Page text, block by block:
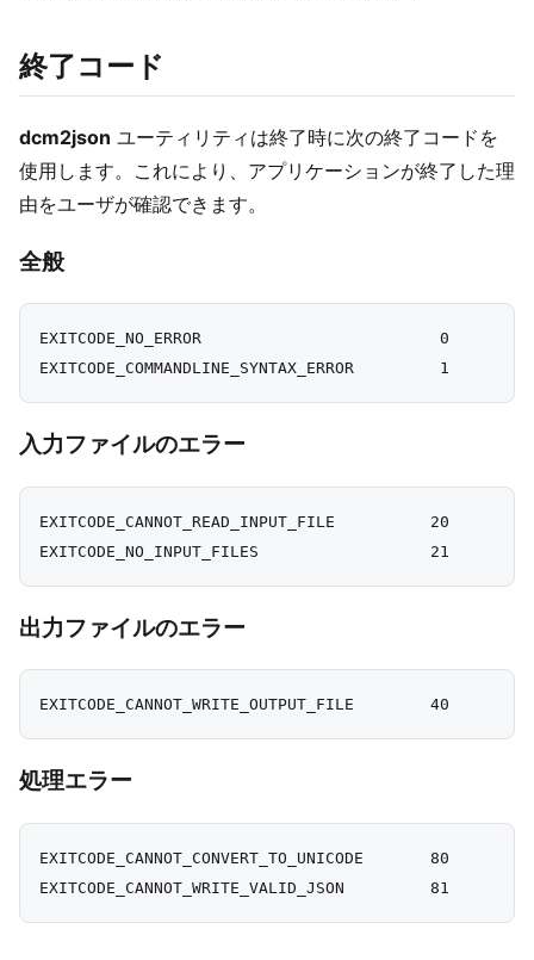
終了コード
dcm2json ユーティリティは終了時に次の終了コードを
使用します。これにより、アプリケーションが終了した理
由をユーザが確認できます。
全般
EXITCODE_NO_ERROR                         0
入力ファイルのエラー
EXITCODE_CANNOT_READ_INPUT_FILE          20
出力ファイルのエラー
処理エラー
EXITCODE_CANNOT_CONVERT_TO_UNICODE       80